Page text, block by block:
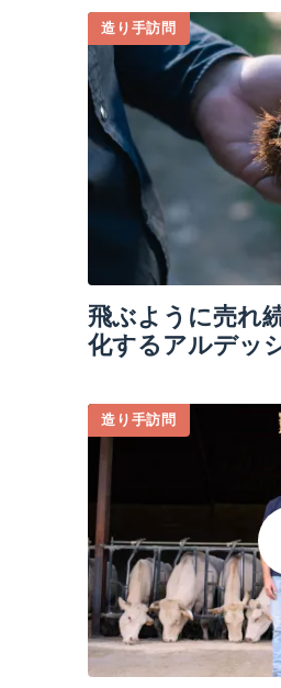
造り手訪問
飛ぶように売れ
化するアルデッ
造り手訪問